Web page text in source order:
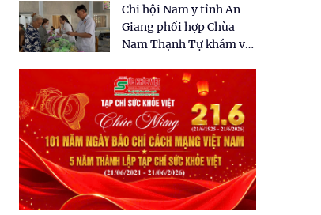
dân tại xã Tân Tập
Chi hội Nam y tỉnh An
Giang phối hợp Chùa
Nam Thạnh Tự khám và
nhân dân